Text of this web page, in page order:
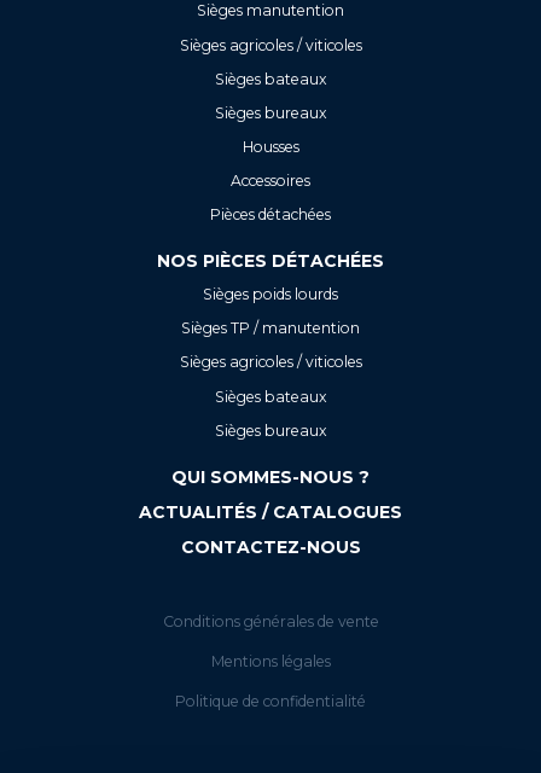
Sièges manutention
Sièges agricoles / viticoles
Sièges bateaux
Sièges bureaux
Housses
Accessoires
Pièces détachées
NOS PIÈCES DÉTACHÉES
Sièges poids lourds
Sièges TP / manutention
Sièges agricoles / viticoles
Sièges bateaux
Sièges bureaux
QUI SOMMES-NOUS ?
ACTUALITÉS / CATALOGUES
CONTACTEZ-NOUS
Conditions générales de vente
Mentions légales
Politique de confidentialité